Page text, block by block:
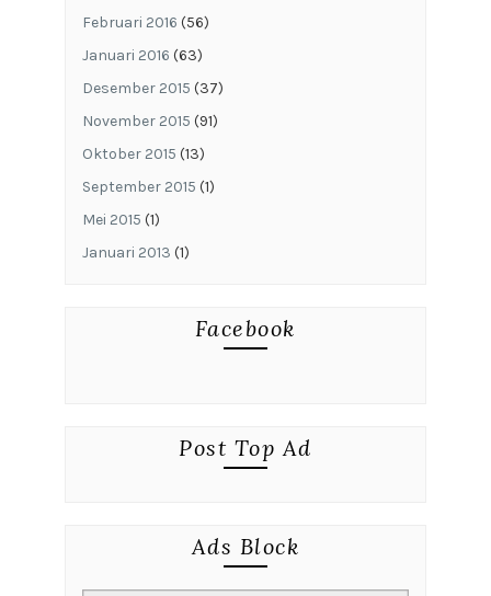
Februari 2016 (56)
Januari 2016 (63)
Desember 2015 (37)
November 2015 (91)
Oktober 2015 (13)
September 2015 (1)
Mei 2015 (1)
Januari 2013 (1)
Facebook
Post Top Ad
Ads Block